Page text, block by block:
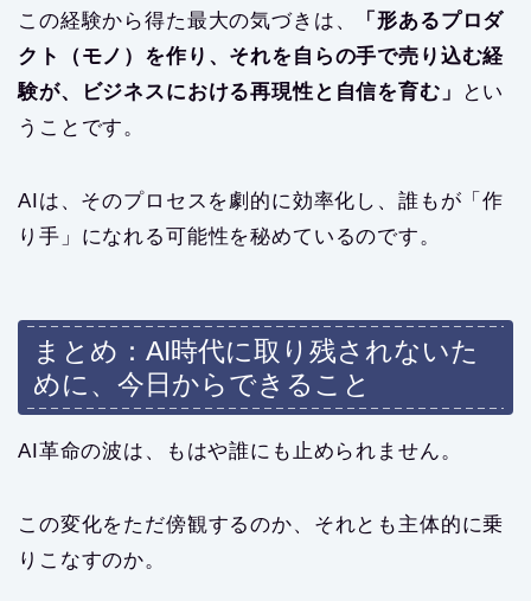
この経験から得た最大の気づきは、
「形あるプロダ
クト（モノ）を作り、それを自らの手で売り込む経
験が、ビジネスにおける再現性と自信を育む」
とい
うことです。
AIは、そのプロセスを劇的に効率化し、誰もが「作
り手」になれる可能性を秘めているのです。
まとめ：AI時代に取り残されないた
めに、今日からできること
AI革命の波は、もはや誰にも止められません。
この変化をただ傍観するのか、それとも主体的に乗
りこなすのか。